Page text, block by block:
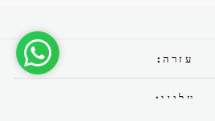
עזרה:
עלינו: